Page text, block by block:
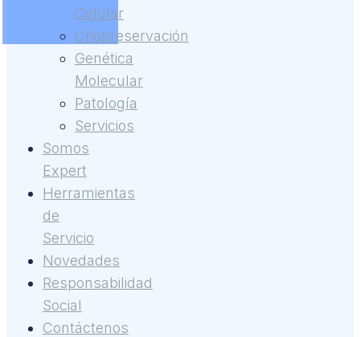
Celular
Criopreservación
Genética
Molecular
Patología
Servicios
Somos
Expert
Herramientas
de
Servicio
Novedades
Responsabilidad
Social
Contáctenos